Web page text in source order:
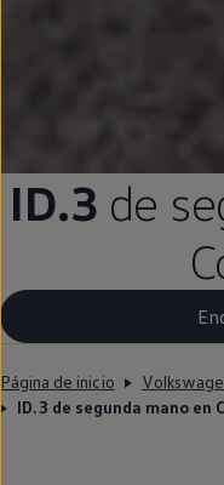
ID.3 de
Página de inicio
ID.3 de segunda mano en